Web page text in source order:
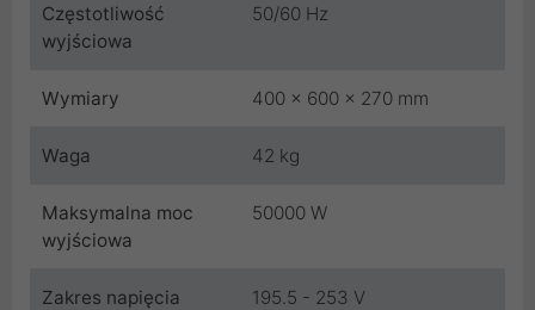
Częstotliwość
wyjściowa
50/60 Hz
Wymiary 400 x 600 x 270 mm
Waga 42 kg
Maksymalna moc
wyjściowa
50000 W
Zakres napięcia
195.5 - 253 V